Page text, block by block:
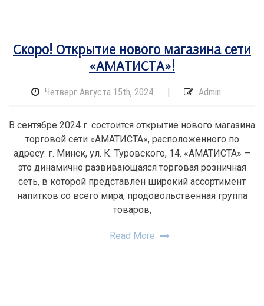
Скоро! Открытие нового магазина сети
«АМАТИСТА»!
Четверг Августа 15th, 2024 | Admin
В сентябре 2024 г. состоится открытие нового магазина
торговой сети «АМАТИСТА», расположенного по
адресу: г. Минск, ул. К. Туровского, 14. «АМАТИСТА» —
это динамично развивающаяся торговая розничная
сеть, в которой представлен широкий ассортимент
напитков со всего мира, продовольственная группа
товаров,
Read More